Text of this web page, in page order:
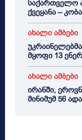
საქართველო
ქვეყანა –
ახალი ამბები
მყოფი 13
ახალი ამბები
ირანში,
მინიმუმ 56